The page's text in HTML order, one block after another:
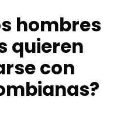
hombres
quieren
con